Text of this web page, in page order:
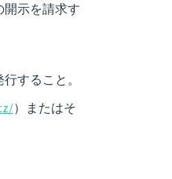
示を請求す
すること。
）またはそ